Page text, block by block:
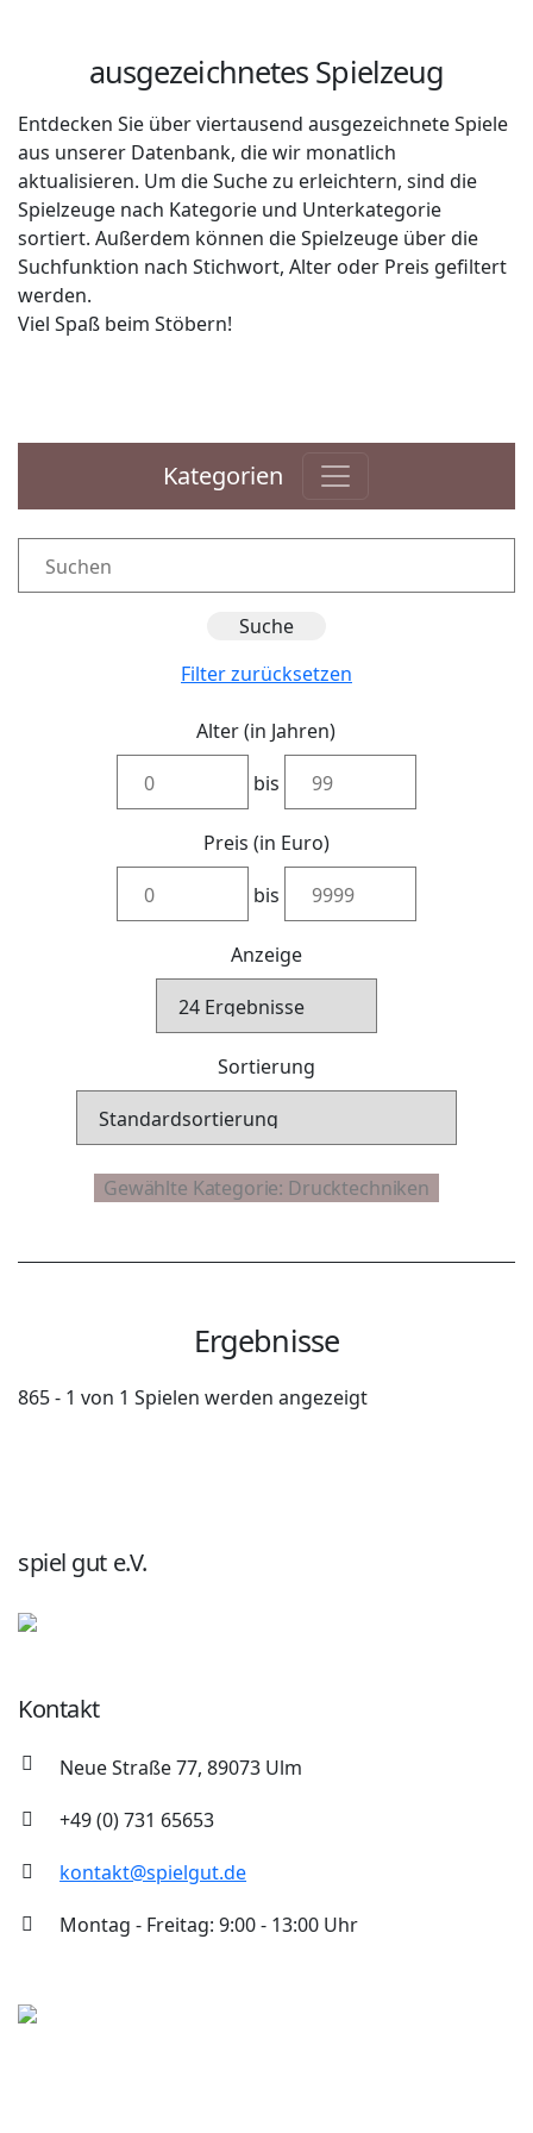
ausgezeichnetes Spielzeug
Entdecken Sie über viertausend ausgezeichnete Spiele
aus unserer Datenbank, die wir monatlich
aktualisieren. Um die Suche zu erleichtern, sind die
Spielzeuge nach Kategorie und Unterkategorie
sortiert. Außerdem können die Spielzeuge über die
Suchfunktion nach Stichwort, Alter oder Preis gefiltert
werden.
Viel Spaß beim Stöbern!
Kategorien
Filter zurücksetzen
Alter (in Jahren)
bis
Preis (in Euro)
bis
Anzeige
Sortierung
Ergebnisse
865 - 1 von 1 Spielen werden angezeigt
spiel gut e.V.
Kontakt
Neue Straße 77, 89073 Ulm
+49 (0) 731 65653
kontakt@spielgut.de
Montag - Freitag: 9:00 - 13:00 Uhr